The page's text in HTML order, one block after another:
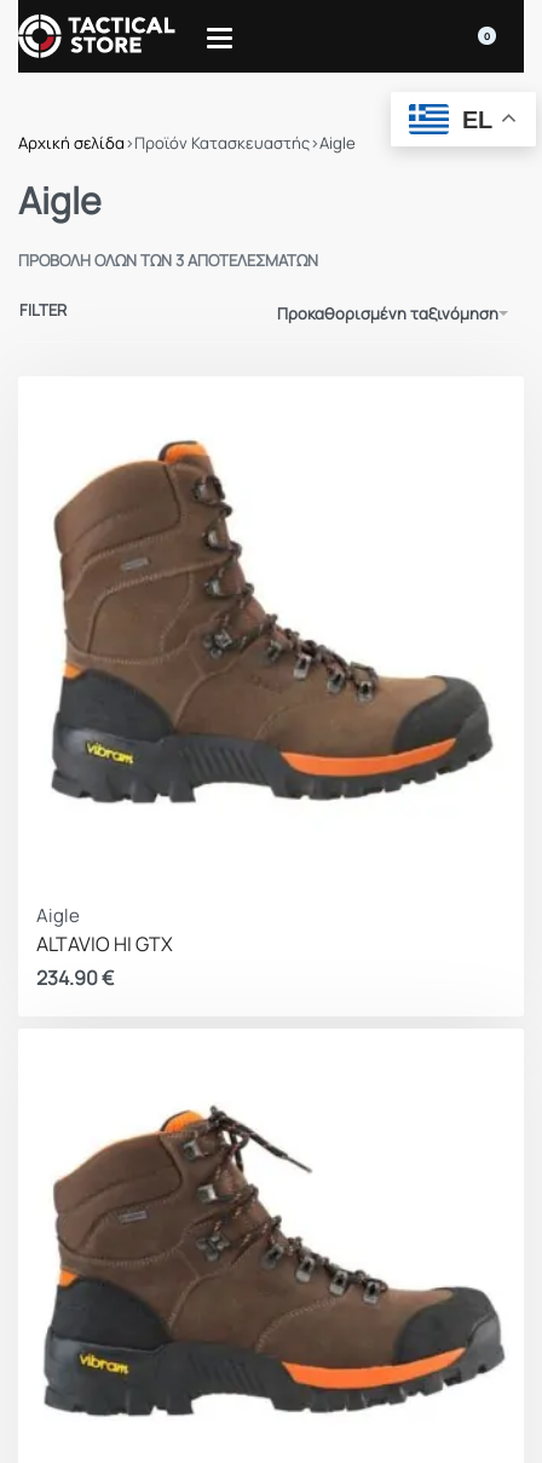
0
Αρχική σελίδα›Προϊόν Κατασκευαστής›Aigle
Aigle
ΠΡΟΒΟΛΉ ΌΛΩΝ ΤΩΝ 3 ΑΠΟΤΕΛΕΣΜΆΤΩΝ
Προκαθορισμένη ταξινόμηση
FILTER
Aigle
ALTAVIO HI GTX
234.90€
EL